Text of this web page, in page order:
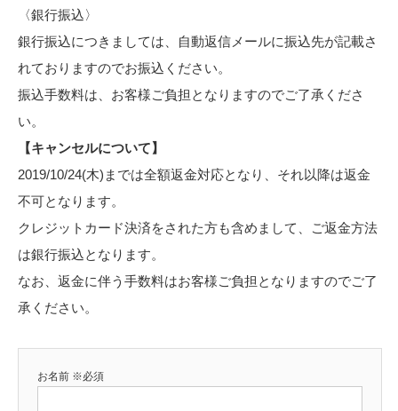
〈銀行振込〉
銀行振込につきましては、自動返信メールに振込先が記載さ
れておりますのでお振込ください。
振込手数料は、お客様ご負担となりますのでご了承くださ
い。
【キャンセルについて】
2019/10/24(木)までは全額返金対応となり、それ以降は返金
不可となります。
クレジットカード決済をされた方も含めまして、ご返金方法
は銀行振込となります。
なお、返金に伴う手数料はお客様ご負担となりますのでご了
承ください。
お名前 ※必須